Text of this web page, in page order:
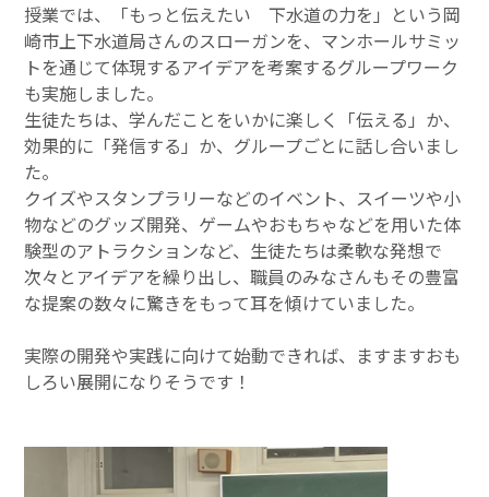
授業では、「もっと伝えたい 下水道の力を」という岡
崎市上下水道局さんのスローガンを、マンホールサミッ
トを通じて体現するアイデアを考案するグループワーク
も実施しました。
生徒たちは、学んだことをいかに楽しく「伝える」か、
効果的に「発信する」か、グループごとに話し合いまし
た。
クイズやスタンプラリーなどのイベント、スイーツや小
物などのグッズ開発、ゲームやおもちゃなどを用いた体
験型のアトラクションなど、生徒たちは柔軟な発想で
次々とアイデアを繰り出し、職員のみなさんもその豊富
な提案の数々に驚きをもって耳を傾けていました。
実際の開発や実践に向けて始動できれば、ますますおも
しろい展開になりそうです！